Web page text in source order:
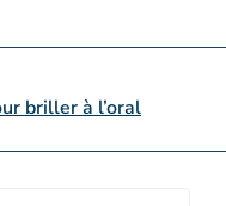
briller à l’oral